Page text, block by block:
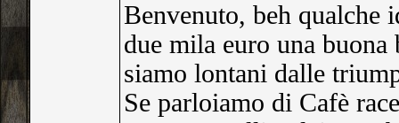
Benvenuto, beh qualche
due mila euro una buona
siamo lontani dalle
Se parloiamo di Cafè